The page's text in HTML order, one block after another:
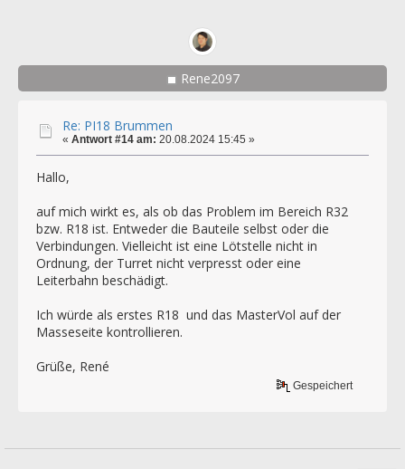
Rene2097
Re: PI18 Brummen
« Antwort #14 am: 20.08.2024 15:45 »
Hallo,
auf mich wirkt es, als ob das Problem im Bereich R32
bzw. R18 ist. Entweder die Bauteile selbst oder die
Verbindungen. Vielleicht ist eine Lötstelle nicht in
Ordnung, der Turret nicht verpresst oder eine
Leiterbahn beschädigt.
Ich würde als erstes R18 und das MasterVol auf der
Masseseite kontrollieren.
Grüße, René
Gespeichert